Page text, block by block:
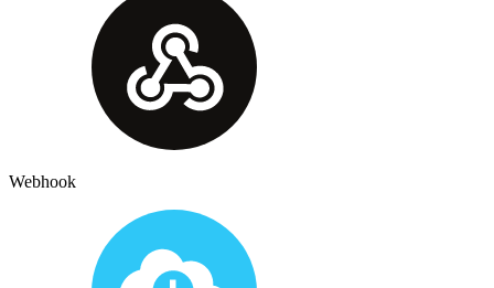
Webhook